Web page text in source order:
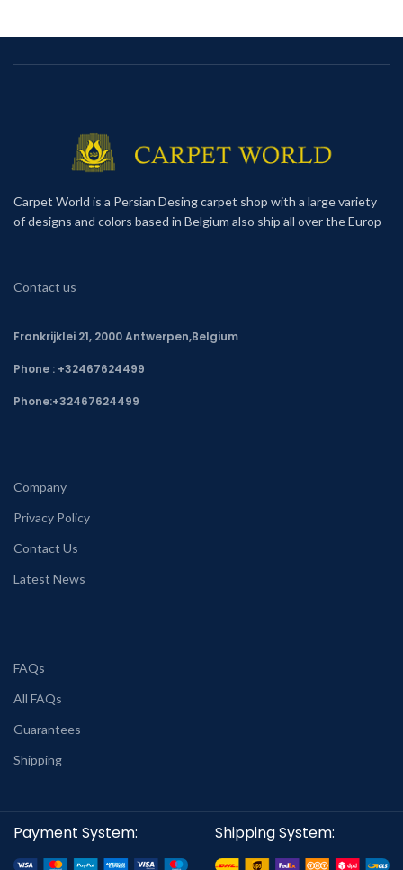
Carpet World is a Persian Desing carpet shop with a large variety
of designs and colors based in Belgium also ship all over the Europ
Contact us
Frankrijklei 21, 2000 Antwerpen,Belgium
Phone : +32467624499
Phone:+32467624499
Company
Privacy Policy
Contact Us
Latest News
FAQs
All FAQs
Guarantees
Shipping
Payment System: Shipping System: